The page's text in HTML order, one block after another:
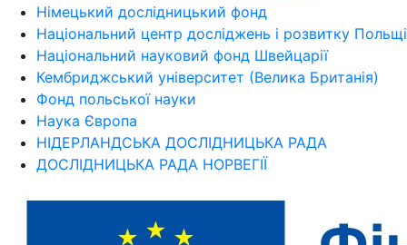
Німецький дослідницький фонд
Національний центр досліджень і розвитку Польщі
Національний науковий фонд Швейцарії
Кембриджський університет (Велика Британія)
Фонд польської науки
Наука Європа
НІДЕРЛАНДСЬКА ДОСЛІДНИЦЬКА РАДА
ДОСЛІДНИЦЬКА РАДА НОРВЕГІЇ